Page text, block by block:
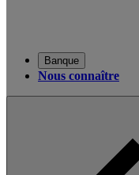
Banque
Nous connaître